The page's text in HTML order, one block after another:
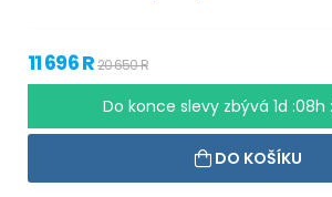
11 696 R20 650 R
Do konce slevy zbývá 1d :08h
DO KOŠÍKU